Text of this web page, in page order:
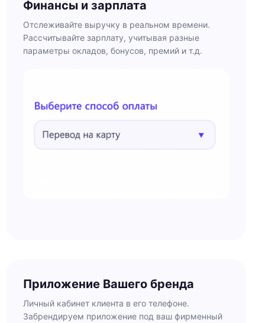
Финансы и зарплата
Отслеживайте выручку в реальном времени.
Рассчитывайте зарплату, учитывая разные
параметры окладов, бонусов, премий и т.д.
Приложение Вашего бренда
Личный кабинет клиента в его телефоне.
Забрендируем приложение под ваш фирменный